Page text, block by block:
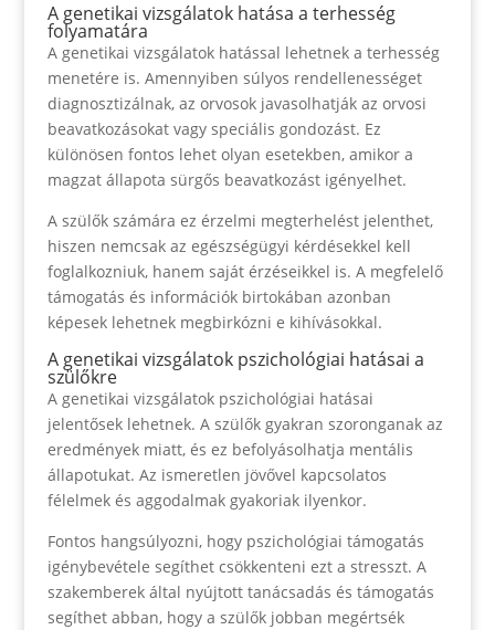
A genetikai vizsgálatok hatása a terhesség
folyamatára
A genetikai vizsgálatok hatással lehetnek a terhesség
menetére is. Amennyiben súlyos rendellenességet
diagnosztizálnak, az orvosok javasolhatják az orvosi
beavatkozásokat vagy speciális gondozást. Ez
különösen fontos lehet olyan esetekben, amikor a
magzat állapota sürgős beavatkozást igényelhet.
A szülők számára ez érzelmi megterhelést jelenthet,
hiszen nemcsak az egészségügyi kérdésekkel kell
foglalkozniuk, hanem saját érzéseikkel is. A megfelelő
támogatás és információk birtokában azonban
képesek lehetnek megbirkózni e kihívásokkal.
A genetikai vizsgálatok pszichológiai hatásai a
szülőkre
A genetikai vizsgálatok pszichológiai hatásai
jelentősek lehetnek. A szülők gyakran szoronganak az
eredmények miatt, és ez befolyásolhatja mentális
állapotukat. Az ismeretlen jövővel kapcsolatos
félelmek és aggodalmak gyakoriak ilyenkor.
Fontos hangsúlyozni, hogy pszichológiai támogatás
igénybevétele segíthet csökkenteni ezt a stresszt. A
szakemberek által nyújtott tanácsadás és támogatás
segíthet abban, hogy a szülők jobban megértsék